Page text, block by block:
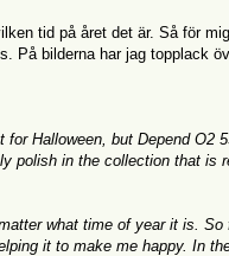
tid på året det är. Så för
På bilderna har jag topplack
Halloween, but Depend O2
polish in the collection that is
what time of year it is. So
it to make me happy. In